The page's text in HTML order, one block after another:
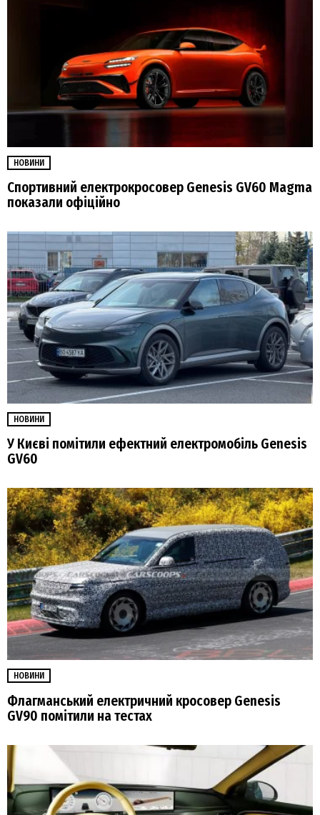
НОВИНИ
Спортивний електрокросовер Genesis GV60 Magma
показали офіційно
НОВИНИ
У Києві помітили ефектний електромобіль Genesis
GV60
НОВИНИ
Флагманський електричний кросовер Genesis
GV90 помітили на тестах